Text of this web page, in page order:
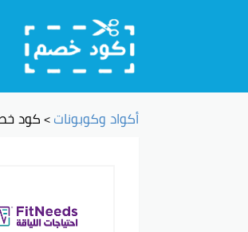
أكواد وكوبونات>كود